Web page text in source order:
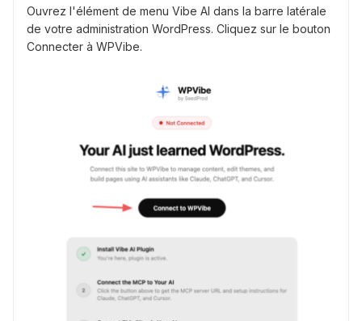
Ouvrez l'élément de menu Vibe AI dans la barre latérale
de votre administration WordPress. Cliquez sur le bouton
Connecter à WPVibe.